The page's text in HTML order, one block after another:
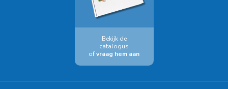
Bekijk de
catalogus
ofvraag hem aan